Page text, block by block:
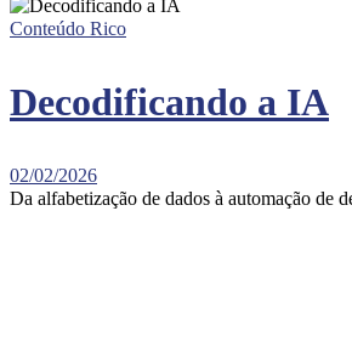
Conteúdo Rico
Decodificando a IA
02/02/2026
Da alfabetização de dados à automação de